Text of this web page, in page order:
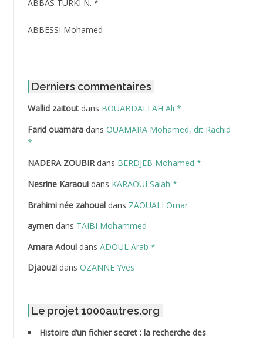
ABBAS TURKI N. *
ABBESSI Mohamed
ABDAT Amar
ABDEDDAIM Hamid
ABDELAZIZ Mohamed
ABDELHAFID Lakhdar
ABDELLI Mohamed
ABDELLI Mohamed *
ABDELMOUMENE Ahmed
Derniers commentaires
Wallid zaitoutdans BOUABDALLAH Ali *
Farid ouamaradans OUAMARA Mohamed, dit Rachid
*
NADERA ZOUBIRdans BERDJEB Mohamed *
Nesrine Karaouidans KARAOUI Salah *
Brahimi née zahoualdans ZAOUALI Omar
aymendans TAIBI Mohammed
Amara Adouldans ADOUL Arab *
Djaouzidans OZANNE Yves
Le projet 1000autres.org
Histoire d’un fichier secret : la recherche des